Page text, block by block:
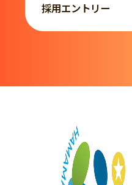
採用エントリー